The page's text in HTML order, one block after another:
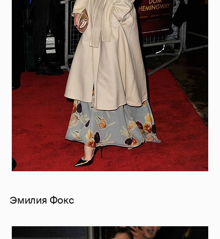
Эмилия Фокс